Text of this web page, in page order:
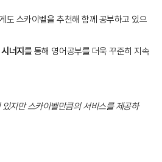
도 스카이벨을 추천해 함께 공부하고 있으
너지를 통해 영어공부를 더욱 꾸준히 지속
지만 스카이벨만큼의 서비스를 제공하